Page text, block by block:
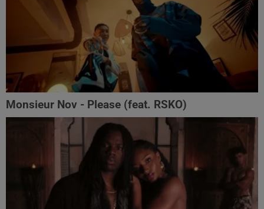
Monsieur Nov‬ - Please (feat. RSKO)